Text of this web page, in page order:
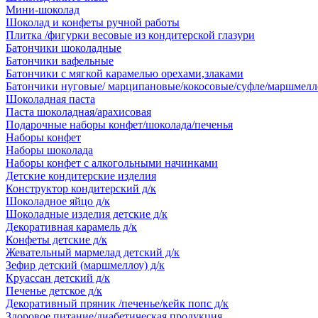
Мини-шоколад
Шоколад и конфеты ручной работы
Плитка /фигурки весовые из кондитерской глазури
Батончики шоколадные
Батончики вафельные
Батончики с мягкой карамелью орехами,злаками
Батончики нуговые/ марципановые/кокосовые/суфле/
Шоколадная паста
Паста шоколадная/арахисовая
Подарочные наборы конфет/шоколада/печенья
Наборы конфет
Наборы шоколада
Наборы конфет с алкогольными начинками
Детские кондитерские изделия
Конструктор кондитерский д/к
Шоколадное яйцо д/к
Шоколадные изделия детские д/к
Декоративная карамель д/к
Конфеты детские д/к
Жевательный мармелад детский д/к
Зефир детский (маршмеллоу) д/к
Круассан детский д/к
Печенье детское д/к
Декоративный пряник /печенье/кейк попс д/к